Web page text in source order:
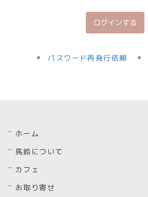
パスワード再発行依頼
ホーム
馬鈴について
カフェ
お取り寄せ